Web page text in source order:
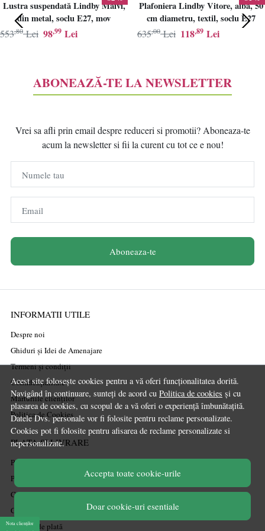
Acest site folosește cookies pentru a vă oferi funcționalitatea dorită.
Navigând în continuare, sunteți de acord cu Politica de cookies și cu
plasarea de cookies, cu scopul de a vă oferi o experiență îmbunătațită.
Datele Dvs. personale vor fi folosite pentru reclame personalizate.
Cookies pot fi folosite pentru afisarea de reclame personalizate si
nepersonalizate.
Accepta toate cookie-urile
Doar cookie-uri esentiale
Lustra suspendată Lindby Maivi,
din metal, soclu E27, mov
98,99 Lei
553,80 Lei
Plafoniera Lindby Vitore, alba, 50
cm diametru, textil, soclu E27
118,89 Lei
635,00 Lei
ABONEAZĂ-TE LA NEWSLETTER
Vrei sa afli prin email despre reduceri si promotii? Aboneaza-te
acum la newsletter si fii la curent cu tot ce e nou!
Numele tau
Email
Aboneaza-te
INFORMATII UTILE
Despre noi
Ghiduri și Idei de Amenajare
Termeni și condiții
Confidențialitate
Mărturiile clienților
Politica de Cookies
PLATA SI LIVRARE
Politica de transport
Politica de retur
Cum cumpăr
Coșul meu
Metode de plată
Nota clienților